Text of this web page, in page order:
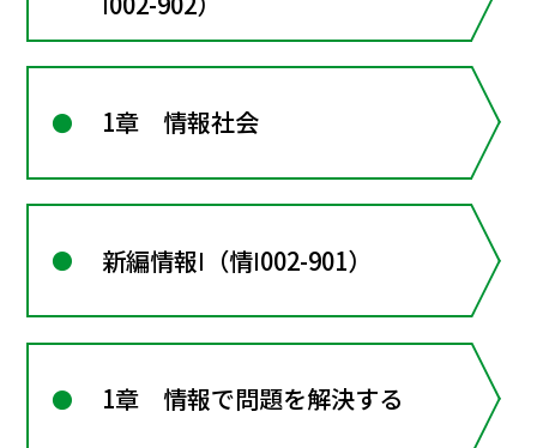
1章 情報社会
新編情報Ⅰ（情Ⅰ002-901）
1章 情報で問題を解決する